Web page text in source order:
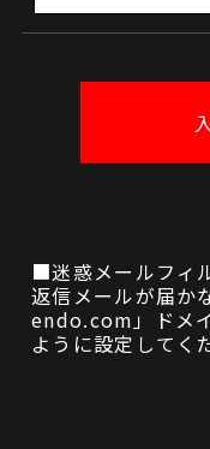
■迷惑メールフィ
返信メールが届か
endo.com」ドメ
ように設定してく